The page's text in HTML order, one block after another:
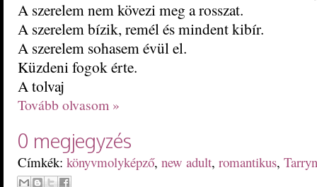
A szerelem nem kövezi meg a rosszat.
A szerelem bízik, remél és mindent kibír.
A szerelem sohasem évül el.
Küzdeni fogok érte.
A tolvaj
Tovább olvasom »
0 megjegyzés
Címkék: könyvmolyképző, new adult, romantikus,